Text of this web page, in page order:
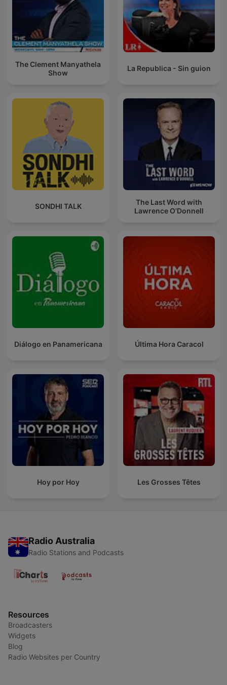
The Clement Manyathela
Show
La Republica - Sin guion
SONDHI TALK
The Last Word with
Lawrence O’Donnell
Diálogo en Panamericana Última Hora Caracol
Hoy por Hoy Les Grosses Têtes
Radio Australia
Radio Stations and Podcasts
Resources
Broadcasters
Widgets
Blog
Radio Websites per Country